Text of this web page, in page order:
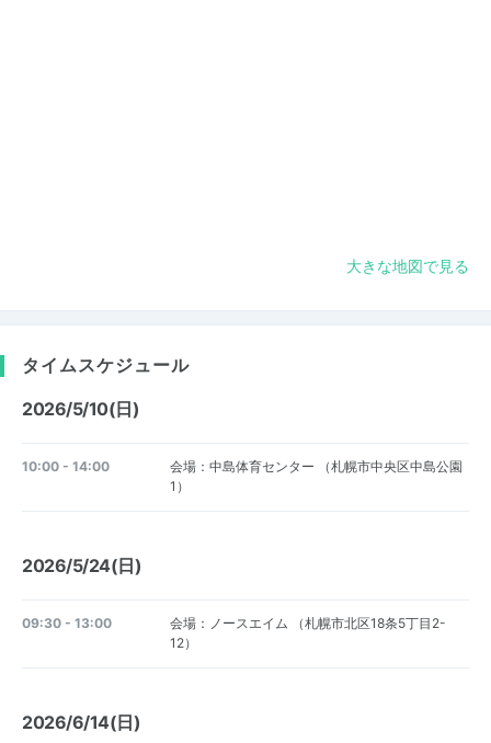
大きな地図で見る
タイムスケジュール
2026/5/10(日)
10:00 - 14:00
会場：中島体育センター （札幌市中央区中島公園
1）
2026/5/24(日)
09:30 - 13:00
会場：ノースエイム （札幌市北区18条5丁目2-
12）
2026/6/14(日)